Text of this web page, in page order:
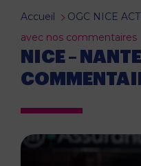
Accueil OGC NICE
avec nos commentaires
NICE –